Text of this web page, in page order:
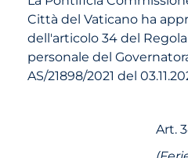
Città del Vaticano ha
dell'articolo 34 del
personale del
AS/21898/2021 del
Art.